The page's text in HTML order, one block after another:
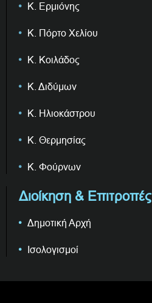
Κ. Ερμιόνης
Κ. Πόρτο Χελίου
Κ. Κοιλάδος
Κ. Διδύμων
Κ. Ηλιοκάστρου
Κ. Θερμησίας
Κ. Φούρνων
Διοίκηση & Επιτροπές
Δημοτική Αρχή
Ισολογισμοί